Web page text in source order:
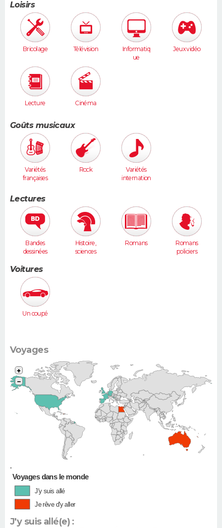
Loisirs
Bricolage Télévision
Informatiq
ue
Jeux vidéo
Lecture Cinéma
Goûts musicaux
Variétés
françaises
Rock
Variétés
internation
Lectures
Bandes
dessinées
Histoire,
sciences
Romans
Romans
policiers
Voitures
Un coupé
Voyages
•
+
−
Voyages dans le monde
J'y suis allé
Je rêve d'y aller
J'y suis allé(e) :